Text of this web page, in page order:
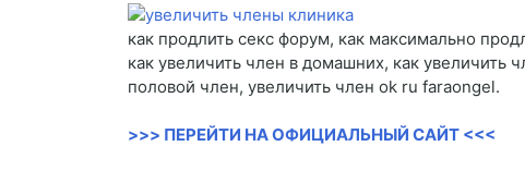
как продлить секс форум, как максимально
как увеличить член в домашних, как увеличить
половой член, увеличить член ok ru faraongel.
>>> ПЕРЕЙТИ НА ОФИЦИАЛЬНЫЙ САЙТ <<<